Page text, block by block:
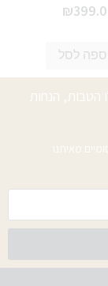
₪
לסל
הטבות, הנחות
מאיתנו